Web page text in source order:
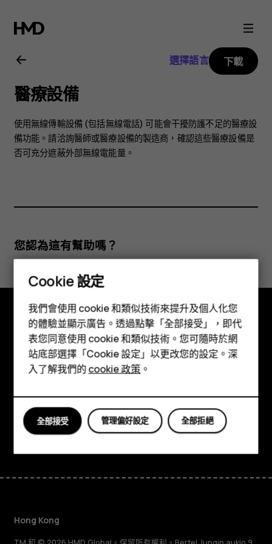
Nokia
3.2
用
戶
指
智慧型手機
功能型手機
配件
平板電腦
選擇語言 下載
醫療設備
使用無線傳輸設備 (包括無線電話) 可能會干擾防護不足的醫療設
備功能。請洽詢醫師或醫療設備的製造商，確認這些醫療設備是
否可充分遮蔽外部無線電能量。
您認為這有幫助嗎？
是 否
探索
關於
支援
FacebookInstagram
TiktokYoutubeLinkedinDiscord
Hong Kong
Cookie 設定
我們會使用 cookie 和類似技術來提升及個人化您
的體驗並顯示廣告。透過點擊「全部接受」，即代
表您同意使用 cookie 和類似技術。您可隨時於網
站底部選擇「Cookie 設定」以更改您的設定。深
入了解我們的cookie 政策 。
全部拒絕
管理偏好設定
全部接受